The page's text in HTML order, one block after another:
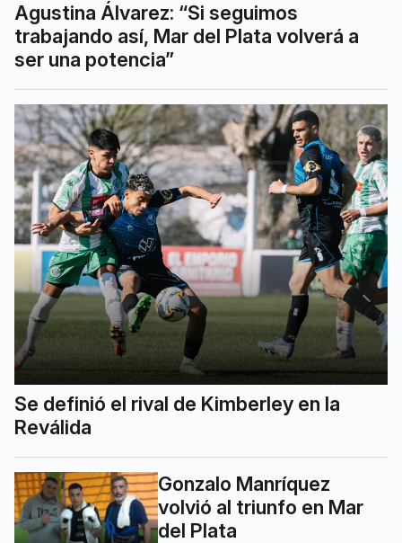
Agustina Álvarez: “Si seguimos
trabajando así, Mar del Plata volverá a
ser una potencia”
Se definió el rival de Kimberley en la
Reválida
Gonzalo Manríquez
volvió al triunfo en Mar
del Plata